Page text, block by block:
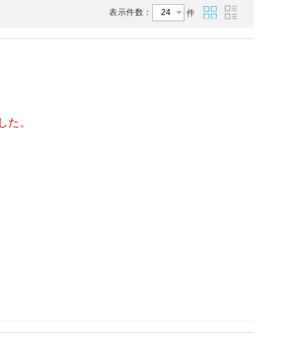
表示件数： 件
た。